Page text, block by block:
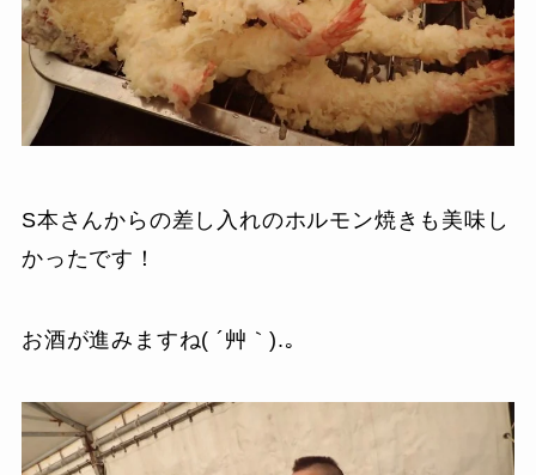
S本さんからの差し入れのホルモン焼きも美味し
かったです！
お酒が進みますね( ´艸｀).｡